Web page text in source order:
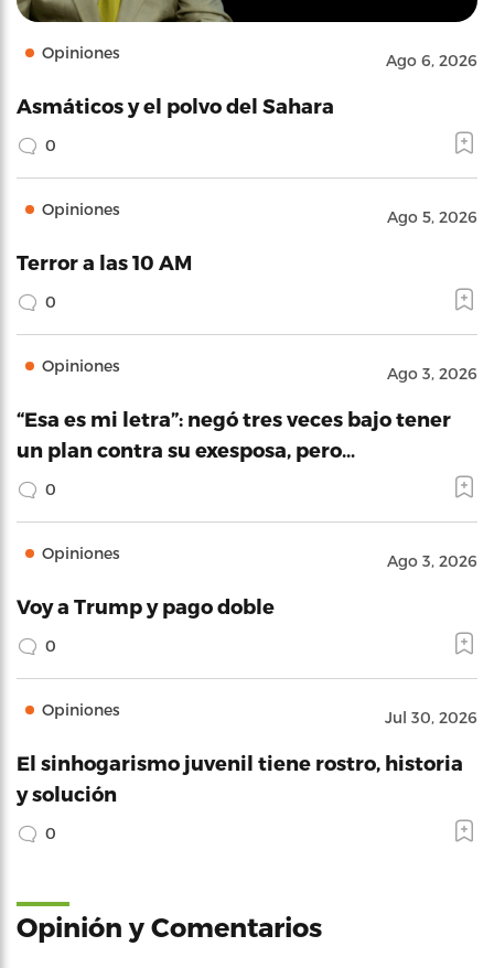
Opiniones Ago 6, 2026
Asmáticos y el polvo del Sahara
0
Opiniones Ago 5, 2026
Terror a las 10 AM
0
Opiniones Ago 3, 2026
“Esa es mi letra”: negó tres veces bajo tener
un plan contra su exesposa, pero…
0
Opiniones Ago 3, 2026
Voy a Trump y pago doble
0
Opiniones Jul 30, 2026
El sinhogarismo juvenil tiene rostro, historia
y solución
0
Opinión y Comentarios